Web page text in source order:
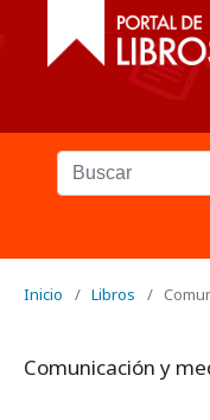
Inicio / Libros /
Comunicación y